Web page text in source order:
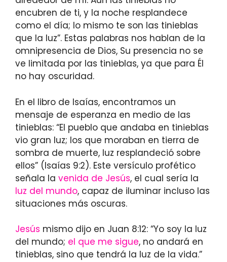
encubren de ti, y la noche resplandece
como el día; lo mismo te son las tinieblas
que la luz”. Estas palabras nos hablan de la
omnipresencia de Dios, Su presencia no se
ve limitada por las tinieblas, ya que para Él
no hay oscuridad.
En el libro de Isaías, encontramos un
mensaje de esperanza en medio de las
tinieblas: “El pueblo que andaba en tinieblas
vio gran luz; los que moraban en tierra de
sombra de muerte, luz resplandeció sobre
ellos” (Isaías 9:2). Este versículo profético
señala la venida de Jesús, el cual sería la
luz del mundo, capaz de iluminar incluso las
situaciones más oscuras.
Jesús mismo dijo en Juan 8:12: “Yo soy la luz
del mundo; el que me sigue, no andará en
tinieblas, sino que tendrá la luz de la vida.”